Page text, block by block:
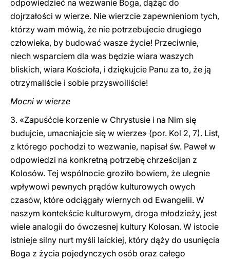
odpowiedzieć na wezwanie Boga, dążąc do
dojrzałości w wierze. Nie wierzcie zapewnieniom tych,
którzy wam mówią, że nie potrzebujecie drugiego
człowieka, by budować wasze życie! Przeciwnie,
niech wsparciem dla was będzie wiara waszych
bliskich, wiara Kościoła, i dziękujcie Panu za to, że ją
otrzymaliście i sobie przyswoiliście!
Mocni w wierze
3. «Zapuśćcie korzenie w Chrystusie i na Nim się
budujcie, umacniajcie się w wierze» (por. Kol 2, 7). List,
z którego pochodzi to wezwanie, napisał św. Paweł w
odpowiedzi na konkretną potrzebę chrześcijan z
Kolosów. Tej wspólnocie groziło bowiem, że ulegnie
wpływowi pewnych prądów kulturowych owych
czasów, które odciągały wiernych od Ewangelii. W
naszym kontekście kulturowym, droga młodzieży, jest
wiele analogii do ówczesnej kultury Kolosan. W istocie
istnieje silny nurt myśli laickiej, który dąży do usunięcia
Boga z życia pojedynczych osób oraz całego